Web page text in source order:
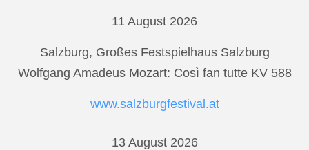
11 August 2026
Salzburg, Großes Festspielhaus Salzburg
Wolfgang Amadeus Mozart: Così fan tutte KV 588
www.salzburgfestival.at
13 August 2026